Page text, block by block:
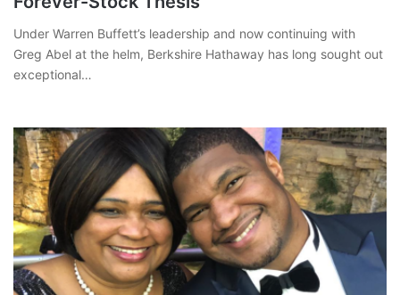
Under Warren Buffett’s leadership and now continuing with
Greg Abel at the helm, Berkshire Hathaway has long sought out
exceptional…